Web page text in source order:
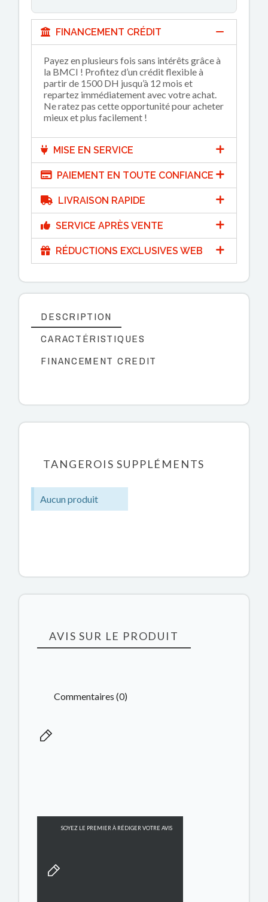
FINANCEMENT CRÉDIT
Payez en plusieurs fois sans intérêts grâce à
la BMCI ! Profitez d’un crédit flexible à
partir de 1500 DH jusqu’à 12 mois et
repartez immédiatement avec votre achat.
Ne ratez pas cette opportunité pour acheter
mieux et plus facilement !
MISE EN SERVICE
PAIEMENT EN TOUTE CONFIANCE
LIVRAISON RAPIDE
SERVICE APRÈS VENTE
RÉDUCTIONS EXCLUSIVES WEB
DESCRIPTION
CARACTÉRISTIQUES
FINANCEMENT CREDIT
TANGEROIS SUPPLÉMENTS
Aucun produit
AVIS SUR LE PRODUIT
Commentaires (0)
SOYEZ LE PREMIER À RÉDIGER VOTRE AVIS